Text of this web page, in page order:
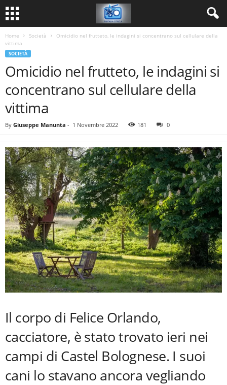
Home Società
Omicidio nel frutteto, le indagini si concentrano sul cellulare della
vittima
SOCIETÀ
Omicidio nel frutteto, le indagini si
concentrano sul cellulare della
vittima
By Giuseppe Manunta - 1 Novembre 2022 181 0
Il corpo di Felice Orlando,
cacciatore, è stato trovato ieri nei
campi di Castel Bolognese. I suoi
cani lo stavano ancora vegliando